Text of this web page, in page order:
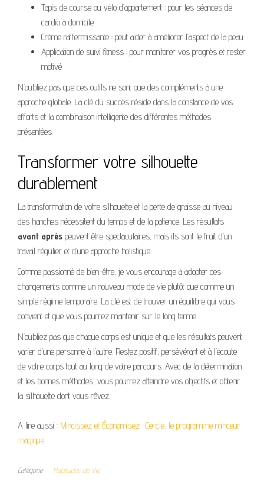
Tapis de course ou vélo d’appartement : pour les séances de
cardio à domicile
Crème raffermissante : peut aider à améliorer l’aspect de la peau
Application de suivi fitness : pour monitorer vos progrès et rester
motivé
N’oubliez pas que ces outils ne sont que des compléments à une
approche globale. La clé du succès réside dans la constance de vos
efforts et la combinaison intelligente des différentes méthodes
présentées.
Transformer votre silhouette
durablement
La transformation de votre silhouette et la perte de graisse au niveau
des hanches nécessitent du temps et de la patience. Les résultats
avant après peuvent être spectaculaires, mais ils sont le fruit d’un
travail régulier et d’une approche holistique.
Comme passionné de bien-être, je vous encourage à adopter ces
changements comme un nouveau mode de vie plutôt que comme un
simple régime temporaire. La clé est de trouver un équilibre qui vous
convient et que vous pourrez maintenir sur le long terme.
N’oubliez pas que chaque corps est unique et que les résultats peuvent
varier d’une personne à l’autre. Restez positif, persévérant et à l’écoute
de votre corps tout au long de votre parcours. Avec de la détermination
et les bonnes méthodes, vous pourrez atteindre vos objectifs et obtenir
la silhouette dont vous rêvez.
A lire aussi : Mincissez et Économisez : Cercle, le programme minceur
magique
Catégorie Habitudes de Vie